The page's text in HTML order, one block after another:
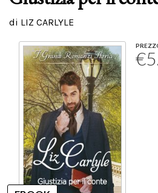
Calendario
di LIZ CARLYLE